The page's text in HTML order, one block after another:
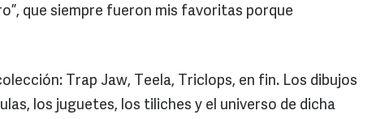
que siempre fueron mis favoritas porque
Trap Jaw, Teela, Triclops, en fin. Los dibujos
los juguetes, los tiliches y el universo de dicha